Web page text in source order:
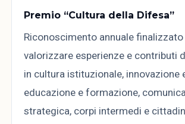
Premio “Cultura della Difesa”
Riconoscimento annuale finalizzato
valorizzare esperienze e contributi
in cultura istituzionale, innovazione
educazione e formazione,
strategica, corpi intermedi e